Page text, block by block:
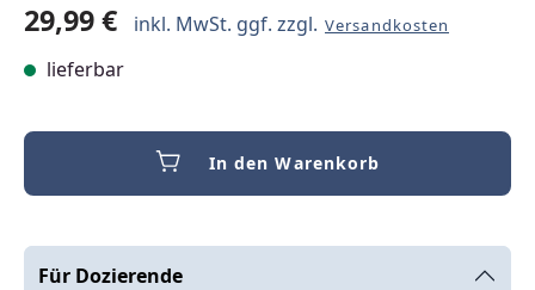
29,99 € inkl. MwSt. ggf. zzgl. Versandkosten
lieferbar
In den Warenkorb
Für Dozierende